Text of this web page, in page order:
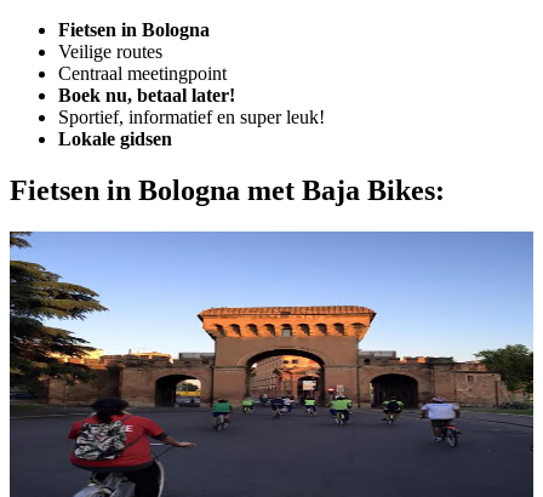
Fietsen in Bologna
Veilige routes
Centraal meetingpoint
Boek nu, betaal later!
Sportief, informatief en super leuk!
Lokale gidsen
Fietsen in Bologna met Baja Bikes: